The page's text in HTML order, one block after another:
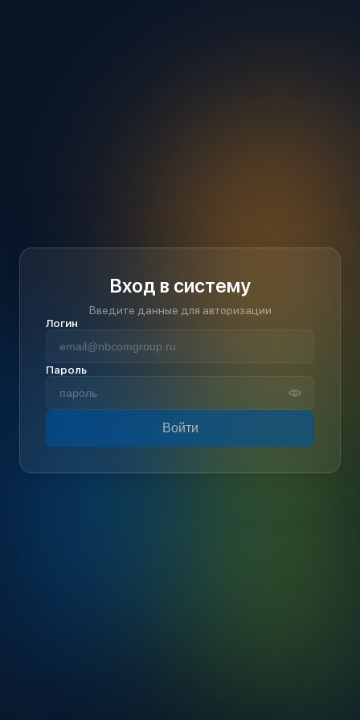
Вход в систему
Введите данные для авторизации
Логин
Пароль
Войти